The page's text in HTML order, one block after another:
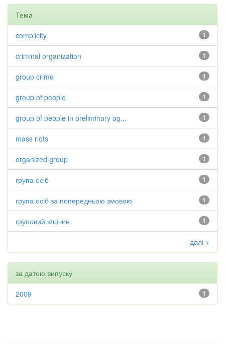
Тема
1
complicity
1
criminal organization
1
group crime
1
group of people
1
group of people in preliminary ag...
1
mass riots
1
organized group
1
група осіб
1
група осіб за попередньою змовою
1
груповий злочин
далі >
за датою випуску
1
2009